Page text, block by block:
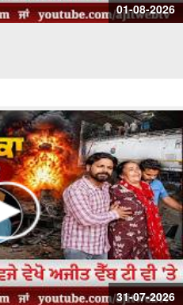
01-08-2026
31-07-2026